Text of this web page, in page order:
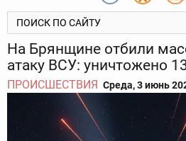
На Брянщине отбили
атаку ВСУ: уничтожено
ПРОИСШЕСТВИЯ Среда, 3 июнь